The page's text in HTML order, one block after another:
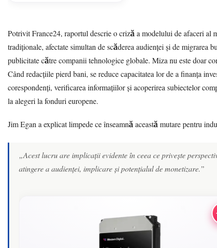
PotrivitFrance24, raportul descrie o criză a modelului de afaceri al
tradiționale, afectate simultan de scăderea audienței și de migrarea
publicitate către companii tehnologice globale. Miza nu este doar
Când redacțiile pierd bani, se reduce capacitatea lor de a finanța
corespondenți, verificarea informațiilor și acoperirea subiectelor
la alegeri la fonduri europene.
Jim Egan a explicat limpede ce înseamnă această mutare pentru
„Acest lucru are implicații evidente în ceea ce privește
atingere a audienței, implicare și potențialul de monetizare.”